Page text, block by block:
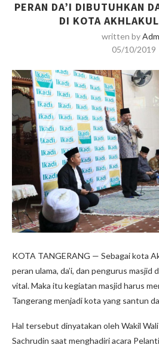
PERAN DA’I DIBUTUHKAN
DI KOTA
written by
05/10/2019
KOTA TANGERANG — Sebagai kota
peran ulama, da’i, dan pengurus masjid
vital. Maka itu kegiatan masjid harus
Tangerang menjadi kota yang santun
Hal tersebut dinyatakan oleh Wakil
Sachrudin saat menghadiri acara